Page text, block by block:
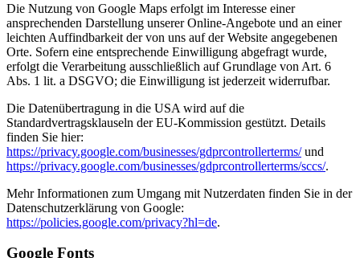
Die Nutzung von Google Maps erfolgt im Interesse einer
ansprechenden Darstellung unserer Online-Angebote und an einer
leichten Auffindbarkeit der von uns auf der Website angegebenen
Orte. Sofern eine entsprechende Einwilligung abgefragt wurde,
erfolgt die Verarbeitung ausschließlich auf Grundlage von Art. 6
Abs. 1 lit. a DSGVO; die Einwilligung ist jederzeit widerrufbar.
Die Datenübertragung in die USA wird auf die
Standardvertragsklauseln der EU-Kommission gestützt. Details
finden Sie hier:
https://privacy.google.com/businesses/gdprcontrollerterms/und
https://privacy.google.com/businesses/gdprcontrollerterms/sccs/.
Mehr Informationen zum Umgang mit Nutzerdaten finden Sie in der
Datenschutzerklärung von Google:
https://policies.google.com/privacy?hl=de.
Google Fonts